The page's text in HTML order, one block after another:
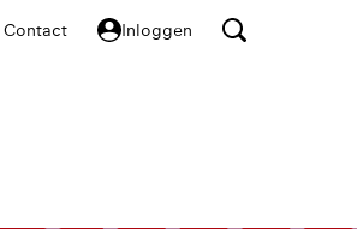
Contact Inloggen